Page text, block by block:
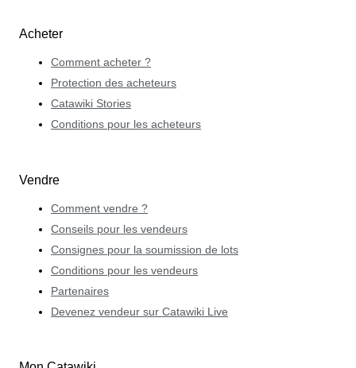
Acheter
Comment acheter ?
Protection des acheteurs
Catawiki Stories
Conditions pour les acheteurs
Vendre
Comment vendre ?
Conseils pour les vendeurs
Consignes pour la soumission de lots
Conditions pour les vendeurs
Partenaires
Devenez vendeur sur Catawiki Live